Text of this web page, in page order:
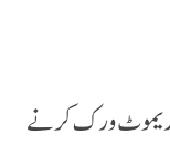
ریموٹ ورک کرنے